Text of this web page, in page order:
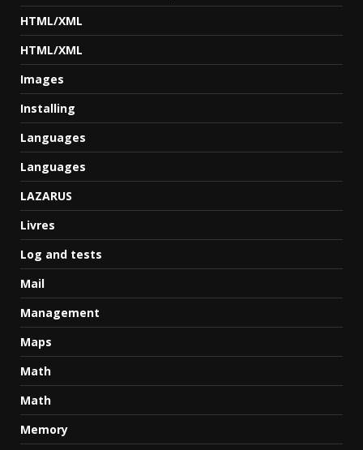
HTML/XML
HTML/XML
Images
Installing
Languages
Languages
LAZARUS
Livres
Log and tests
Mail
Management
Maps
Math
Math
Memory